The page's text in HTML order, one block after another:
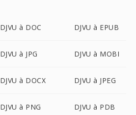
DJVU à DOC DJVU à EPUB
DJVU à JPG DJVU à MOBI
DJVU à DOCX DJVU à JPEG
DJVU à PNG DJVU à PDB